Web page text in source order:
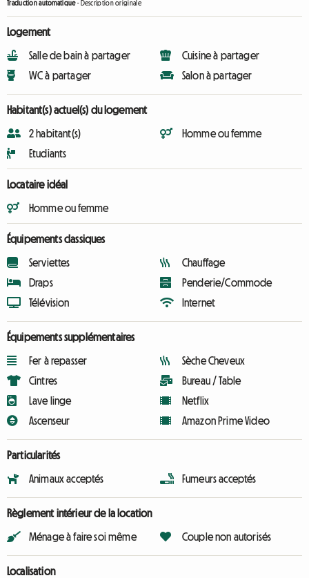
Traduction automatique- Description originale
Logement
Salle de bain à partager
WC à partager
Cuisine à partager
Salon à partager
Habitant(s) actuel(s) du logement
2 habitant(s)
Etudiants
Homme ou femme
Locataire idéal
Homme ou femme
Équipements classiques
Serviettes
Draps
Télévision
Chauffage
Penderie/Commode
Internet
Équipements supplémentaires
Fer à repasser
Cintres
Lave linge
Ascenseur
Sèche Cheveux
Bureau / Table
Netflix
Amazon Prime Video
Particularités
Animaux acceptés Fumeurs acceptés
Règlement intérieur de la location
Ménage à faire soi même Couple non autorisés
Localisation